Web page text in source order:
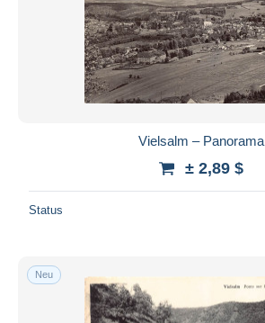
Vielsalm – Panorama
± 2,89 $
Status
Neu